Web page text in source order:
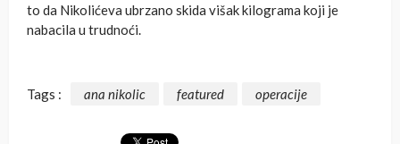
to da Nikolićeva ubrzano skida višak kilograma koji je
nabacila u trudnoći.
Tags : ana nikolic featured operacije